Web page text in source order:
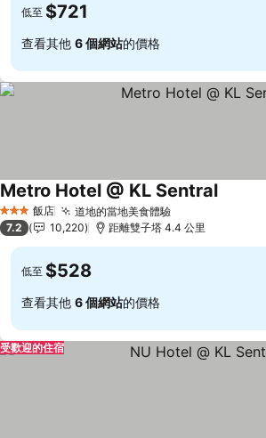
低至 $721
查看其他 6 個網站的價格
3 星級 飯店 道地的當地美食體驗查看價格
Metro Hotel @ KL Sentral查看價格
7.2 10,220 距離雙子塔 4.4 公里
低至 $528
查看其他 6 個網站的價格
受歡迎的住宿